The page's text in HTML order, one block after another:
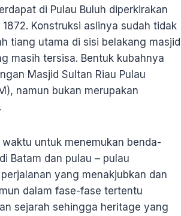
di Pulau Buluh diperkirakan
Konstruksi aslinya sudah tidak
tiang utama di sisi belakang masjid
masih tersisa. Bentuk kubahnya
Masjid Sultan Riau Pulau
namun bukan merupakan
untuk menemukan benda-
Batam dan pulau – pulau
yang menakjubkan dan
dalam fase-fase tertentu
sejarah sehingga heritage yang